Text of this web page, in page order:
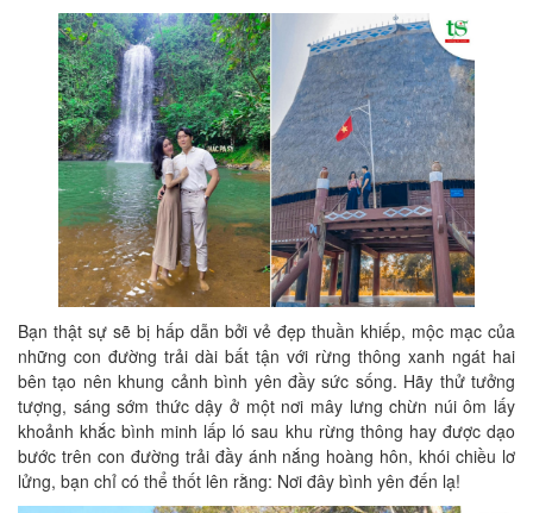
Bạn thật sự sẽ bị hấp dẫn bởi vẻ đẹp thuần khiếp, mộc mạc của
những con đường trải dài bất tận với rừng thông xanh ngát hai
bên tạo nên khung cảnh bình yên đầy sức sống. Hãy thử tưởng
tượng, sáng sớm thức dậy ở một nơi mây lưng chừn núi ôm lấy
khoảnh khắc bình minh lấp ló sau khu rừng thông hay được dạo
bước trên con đường trải đầy ánh nắng hoàng hôn, khói chiều lơ
lửng, bạn chỉ có thể thốt lên rằng: Nơi đây bình yên đến lạ!